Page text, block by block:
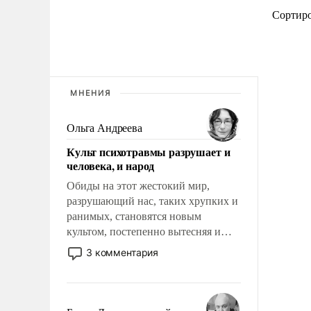
МНЕНИЯ
Ольга Андреева
Культ психотравмы разрушает и
человека, и народ
Обиды на этот жестокий мир,
разрушающий нас, таких хрупких и
ранимых, становятся новым
культом, постепенно вытесняя и
отменяя традиционное требование к
человеку – быть мужественным и
на себя ответственность, помогать
слабым, идти вперед и
3 комментария